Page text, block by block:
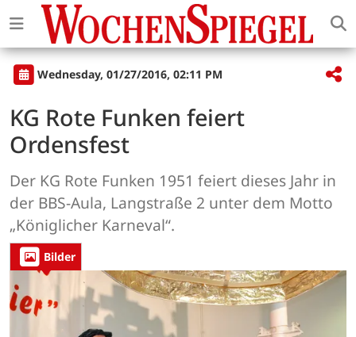
Wednesday, 01/27/2016, 02:11 PM
KG Rote Funken feiert
Ordensfest
Der KG Rote Funken 1951 feiert dieses Jahr in
der BBS-Aula, Langstraße 2 unter dem Motto
„Königlicher Karneval“.
Bilder